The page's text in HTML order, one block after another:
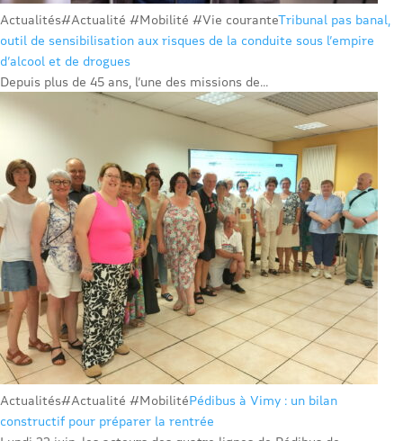
Actualités#Actualité #Mobilité #Vie couranteTribunal pas banal,
outil de sensibilisation aux risques de la conduite sous l’empire
d’alcool et de drogues
Depuis plus de 45 ans, l’une des missions de...
Actualités#Actualité #MobilitéPédibus à Vimy : un bilan
constructif pour préparer la rentrée